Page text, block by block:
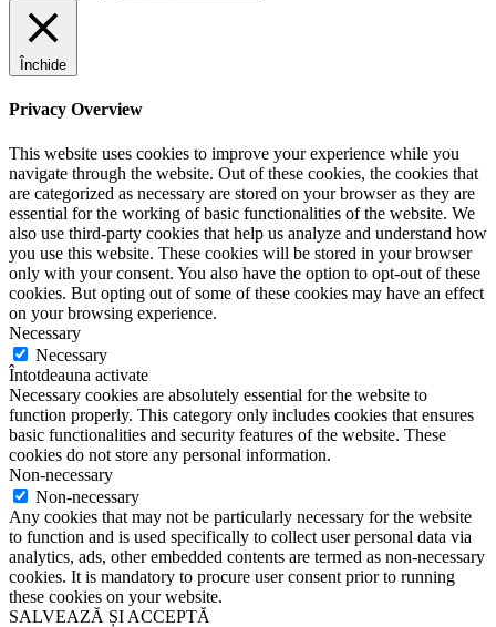
Închide
Privacy Overview
This website uses cookies to improve your experience while you
navigate through the website. Out of these cookies, the cookies that
are categorized as necessary are stored on your browser as they are
essential for the working of basic functionalities of the website. We
also use third-party cookies that help us analyze and understand how
you use this website. These cookies will be stored in your browser
only with your consent. You also have the option to opt-out of these
cookies. But opting out of some of these cookies may have an effect
on your browsing experience.
Necessary
Necessary
Întotdeauna activate
Necessary cookies are absolutely essential for the website to
function properly. This category only includes cookies that ensures
basic functionalities and security features of the website. These
cookies do not store any personal information.
Non-necessary
Non-necessary
Any cookies that may not be particularly necessary for the website
to function and is used specifically to collect user personal data via
analytics, ads, other embedded contents are termed as non-necessary
cookies. It is mandatory to procure user consent prior to running
these cookies on your website.
SALVEAZĂ ȘI ACCEPTĂ